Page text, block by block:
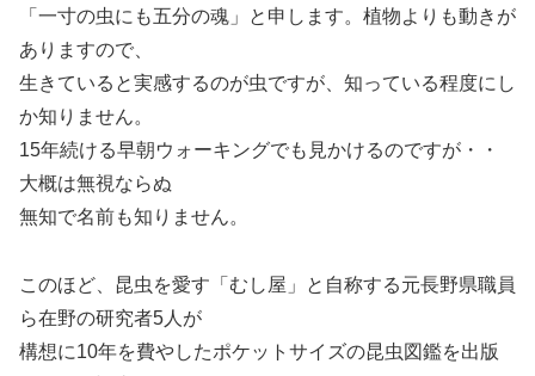
「一寸の虫にも五分の魂」と申します。植物よりも動きが
ありますので、
生きていると実感するのが虫ですが、知っている程度にし
か知りません。
15年続ける早朝ウォーキングでも見かけるのですが・・
大概は無視ならぬ
無知で名前も知りません。
このほど、昆虫を愛す「むし屋」と自称する元長野県職員
ら在野の研究者5人が
構想に10年を費やしたポケットサイズの昆虫図鑑を出版